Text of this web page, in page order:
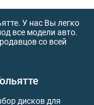
У нас Вы легко
все модели авто.
со всей
дисков для